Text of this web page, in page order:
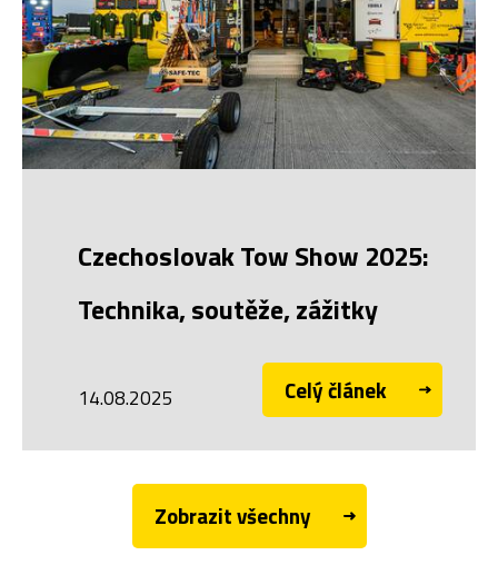
Czechoslovak Tow Show 2025:
Technika, soutěže, zážitky
14.08.2025 Celý článek
Zobrazit všechny